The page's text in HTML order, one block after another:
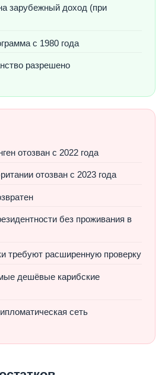
зарубежный доход (при
с 1980 года
разрешено
отозван с 2022 года
отозван с 2023 года
без проживания в
требуют расширенную проверку
дешёвые карибские
сеть